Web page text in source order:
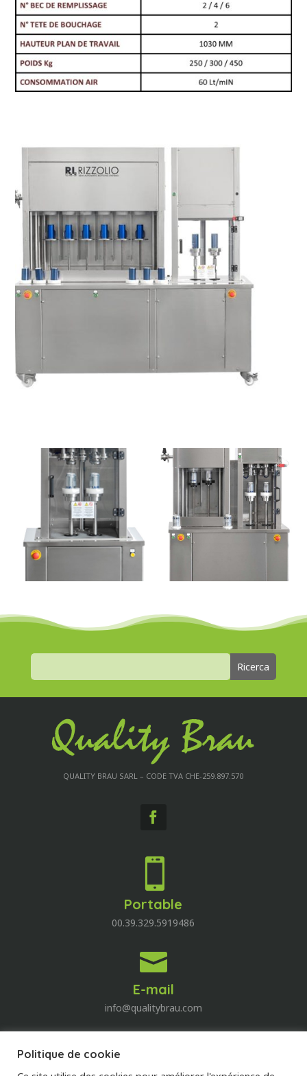
QUALITY BRAU SARL – CODE TVA CHE-259.897.570

Portable
00.39.329.5919486

E-mail
info@qualitybrau.com
Quality Wine
Politique de cookie